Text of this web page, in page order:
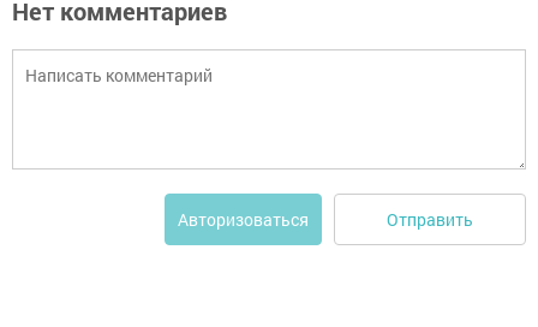
Нет комментариев
Авторизоваться Отправить